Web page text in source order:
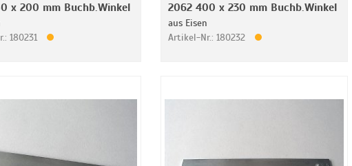
x 200 mm Buchb.Winkel
180231
2062 400 x 230 mm Buchb.Winkel
aus Eisen
Artikel-Nr.: 180232